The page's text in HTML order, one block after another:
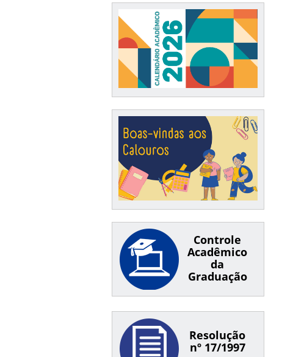
Controle
Acadêmico
da
Graduação
Resolução
nº 17/1997